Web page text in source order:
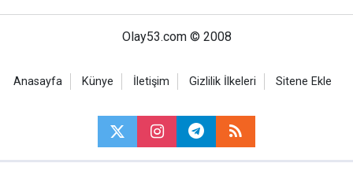
Olay53.com © 2008
Anasayfa Künye İletişim Gizlilik İlkeleri Sitene Ekle